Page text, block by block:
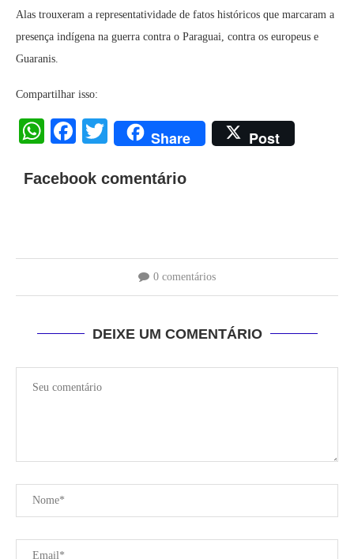
Alas trouxeram a representatividade de fatos históricos que marcaram a
presença indígena na guerra contra o Paraguai, contra os europeus e
Guaranis.
Compartilhar isso:
WhatsApp
Facebook
Twitter
Share Post
Facebook comentário
0 comentários
DEIXE UM COMENTÁRIO